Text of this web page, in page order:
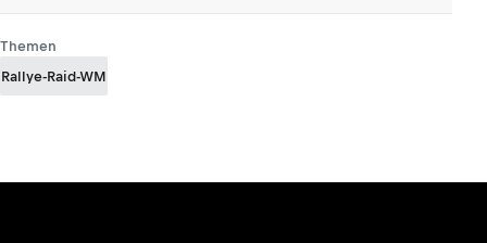
Themen
Rallye-Raid-WM